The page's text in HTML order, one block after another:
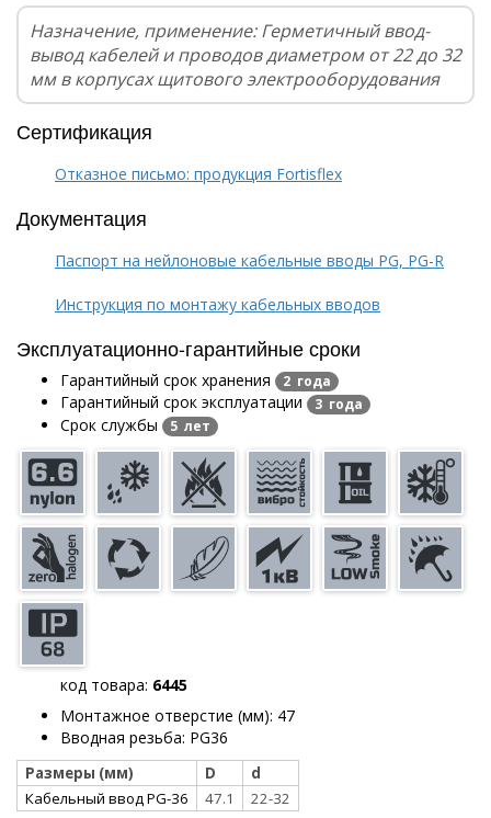
Назначение, применение: Герметичный ввод-
вывод кабелей и проводов диаметром от 22 до 32
мм в корпусах щитового электрооборудования
Сертификация
Отказное письмо: продукция Fortisflex
Документация
Паспорт на нейлоновые кабельные вводы PG, PG-R
Инструкция по монтажу кабельных вводов
Эксплуатационно-гарантийные сроки
Гарантийный срок хранения 2 года
Гарантийный срок эксплуатации 3 года
Срок службы 5 лет
код товара: 6445
Монтажное отверстие (мм): 47
Вводная резьба: PG36
Размеры (мм) D
d
Кабельный ввод PG-36
47.1 22-32